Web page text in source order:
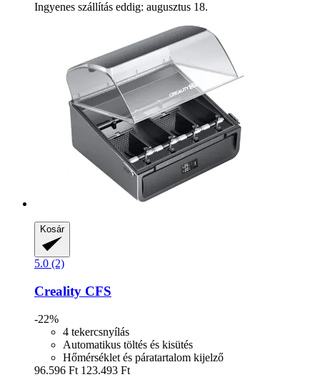
Ingyenes szállítás eddig: augusztus 18.
Kosár
5.0 (2)
Creality CFS
-22%
4 tekercsnyílás
Automatikus töltés és kisütés
Hőmérséklet és páratartalom kijelző
96.596 Ft 123.493 Ft